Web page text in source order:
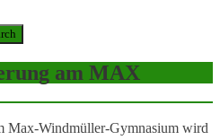
am MAX
Max-Windmüller-Gymnasium wird